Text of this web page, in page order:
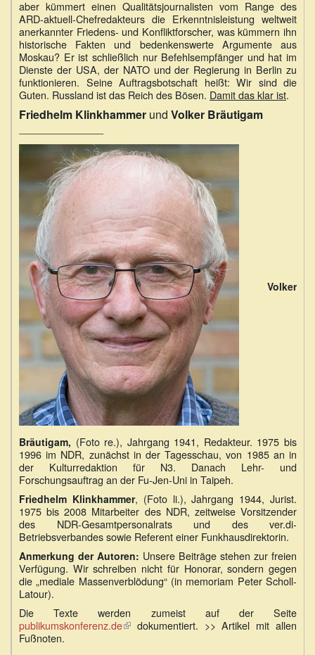
aber kümmert einen Qualitätsjournalisten vom Range des
ARD-aktuell-Chefredakteurs die Erkenntnisleistung weltweit
anerkannter Friedens- und Konfliktforscher, was kümmern ihn
historische Fakten und bedenkenswerte Argumente aus
Moskau? Er ist schließlich nur Befehlsempfänger und hat im
Dienste der USA, der NATO und der Regierung in Berlin zu
funktionieren. Seine Auftragsbotschaft heißt: Wir sind die
Guten. Russland ist das Reich des Bösen. Damit das klar ist.
Friedhelm Klinkhammer und Volker Bräutigam
Volker
Bräutigam, (Foto re.), Jahrgang 1941, Redakteur. 1975 bis
1996 im NDR, zunächst in der Tagesschau, von 1985 an in
der Kulturredaktion für N3. Danach Lehr- und
Forschungsauftrag an der Fu-Jen-Uni in Taipeh.
Friedhelm Klinkhammer, (Foto li.), Jahrgang 1944, Jurist.
1975 bis 2008 Mitarbeiter des NDR, zeitweise Vorsitzender
des NDR-Gesamtpersonalrats und des ver.di-
Betriebsverbandes sowie Referent einer Funkhausdirektorin.
Anmerkung der Autoren: Unsere Beiträge stehen zur freien
Verfügung. Wir schreiben nicht für Honorar, sondern gegen
die „mediale Massenverblödung“ (in memoriam Peter Scholl-
Latour).
Die Texte werden zumeist auf der Seite
publikumskonferenz.de(Linkdokumentiert. >> Artikel mit allen
Fußnoten.